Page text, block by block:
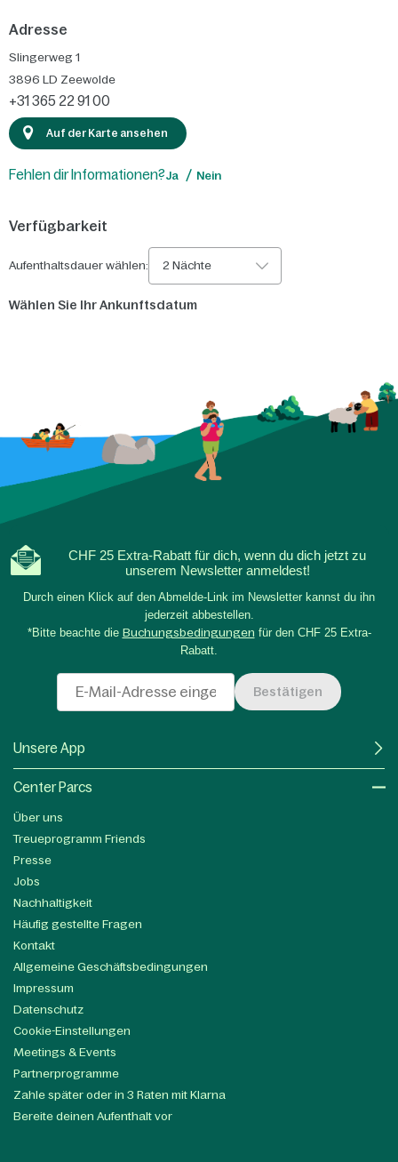
Adresse
Slingerweg 1
3896 LD Zeewolde
+31 365 22 91 00
Auf der Karte ansehen
Fehlen dir Informationen?Ja Nein
Verfügbarkeit
Aufenthaltsdauer wählen: 2 Nächte
Wählen Sie Ihr Ankunftsdatum
CHF 25 Extra-Rabatt für dich, wenn du dich jetzt zu
unserem Newsletter anmeldest!
Durch einen Klick auf den Abmelde-Link im Newsletter kannst du ihn
jederzeit abbestellen.
*Bitte beachte die Buchungsbedingungen für den CHF 25 Extra-
Rabatt.
Bestätigen
Unsere App
Center Parcs
Über uns
Treueprogramm Friends
Presse
Jobs
Nachhaltigkeit
Häufig gestellte Fragen
Kontakt
Allgemeine Geschäftsbedingungen
Impressum
Datenschutz
Cookie-Einstellungen
Meetings & Events
Partnerprogramme
Zahle später oder in 3 Raten mit Klarna
Bereite deinen Aufenthalt vor